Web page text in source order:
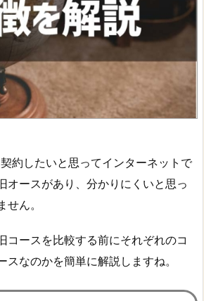
約したいと思ってインターネットで
オースがあり、分かりにくいと思っ
ん。
コースを比較する前にそれぞれのコ
スなのかを簡単に解説しますね。